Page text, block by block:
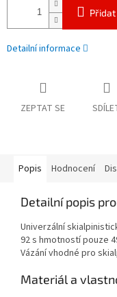
Detailní informace
ZEPTAT SE
Popis Hodnocení
Detailní popis
Univerzální
92 s hmotností pouze
Vázání vhodné pro
Materiál a